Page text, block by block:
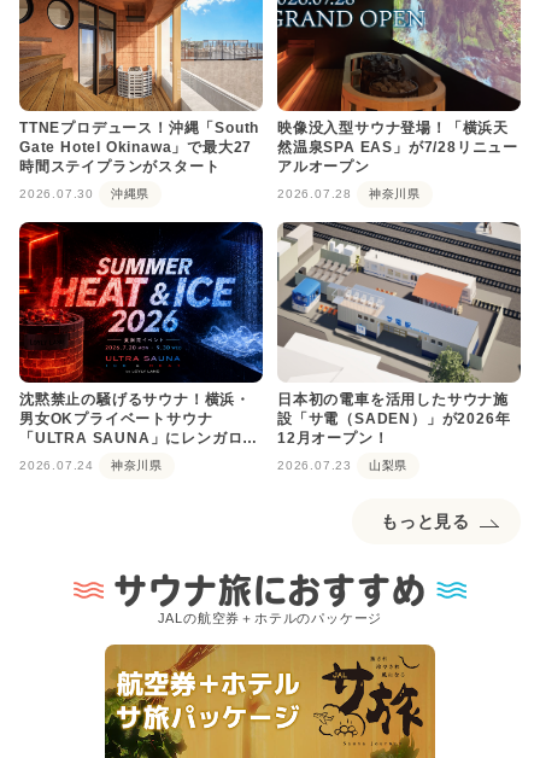
TTNEプロデュース！沖縄「South
Gate Hotel Okinawa」で最大27
時間ステイプランがスタート
2026.07.30 沖縄県
映像没入型サウナ登場！「横浜天
然温泉SPA EAS」が7/28リニュー
アルオープン
2026.07.28 神奈川県
沈黙禁止の騒げるサウナ！横浜・
男女OKプライベートサウナ
「ULTRA SAUNA」にレンガロウ
2026.07.24 神奈川県
日本初の電車を活用したサウナ施
設「サ電（SADEN）」が2026年
12月オープン！
2026.07.23 山梨県
もっと見る
サウナ旅におすすめ
JALの航空券＋ホテルのパッケージ